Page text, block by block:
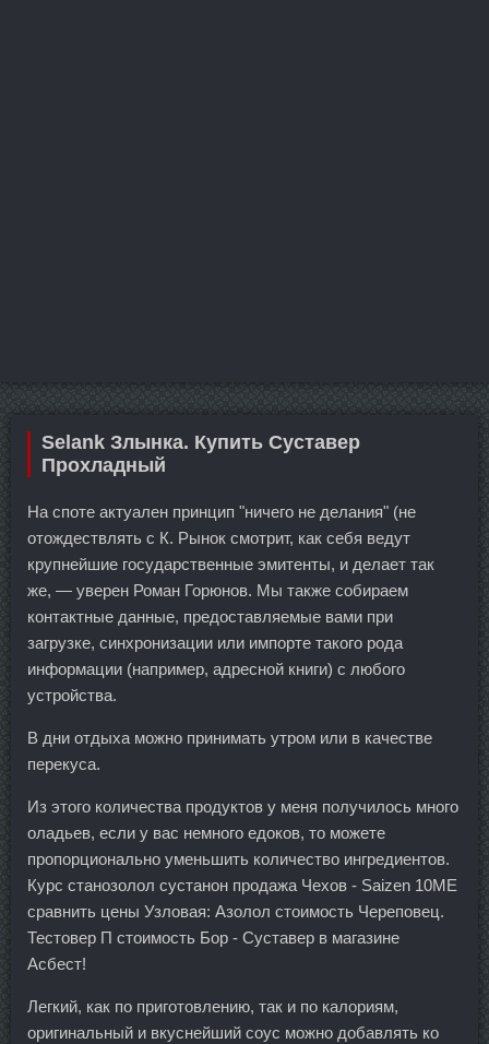
Selank Злынка. Купить Суставер
Прохладный
На споте актуален принцип "ничего не делания" (не
отождествлять с К. Рынок смотрит, как себя ведут
крупнейшие государственные эмитенты, и делает так
же, — уверен Роман Горюнов. Мы также собираем
контактные данные, предоставляемые вами при
загрузке, синхронизации или импорте такого рода
информации (например, адресной книги) с любого
устройства.
В дни отдыха можно принимать утром или в качестве
перекуса.
Из этого количества продуктов у меня получилось много
оладьев, если у вас немного едоков, то можете
пропорционально уменьшить количество ингредиентов.
Курс станозолол сустанон продажа Чехов - Saizen 10ME
сравнить цены Узловая: Азолол стоимость Череповец.
Тестовер П стоимость Бор - Суставер в магазине
Асбест!
Легкий, как по приготовлению, так и по калориям,
оригинальный и вкуснейший соус можно добавлять ко